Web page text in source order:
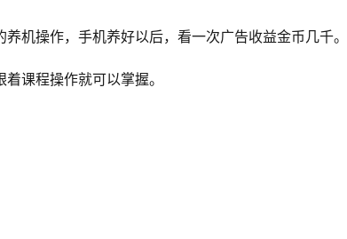
机操作，手机养好以后，看一次广告收益金币几千。
课程操作就可以掌握。